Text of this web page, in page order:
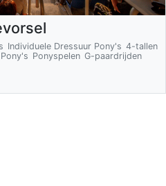
Individuele Dressuur Pony's 4-tallen
Ponyspelen G-paardrijden